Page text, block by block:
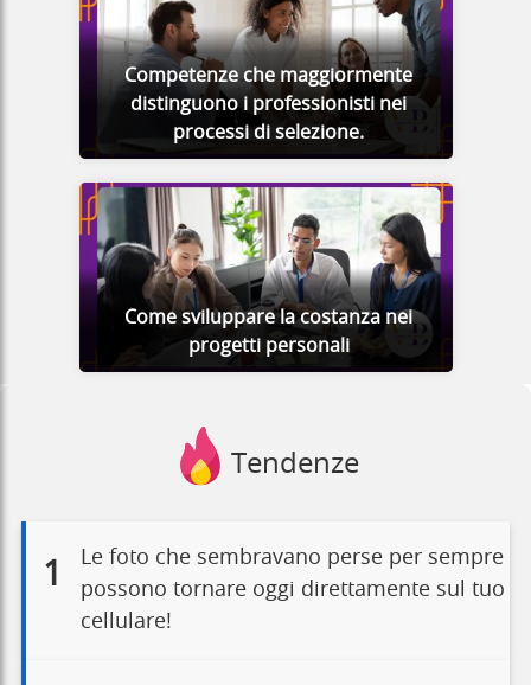
Competenze che maggiormente
distinguono i professionisti nei
processi di selezione.
Come sviluppare la costanza nei
progetti personali
Tendenze
1
Le foto che sembravano perse per sempre
possono tornare oggi direttamente sul tuo
cellulare!